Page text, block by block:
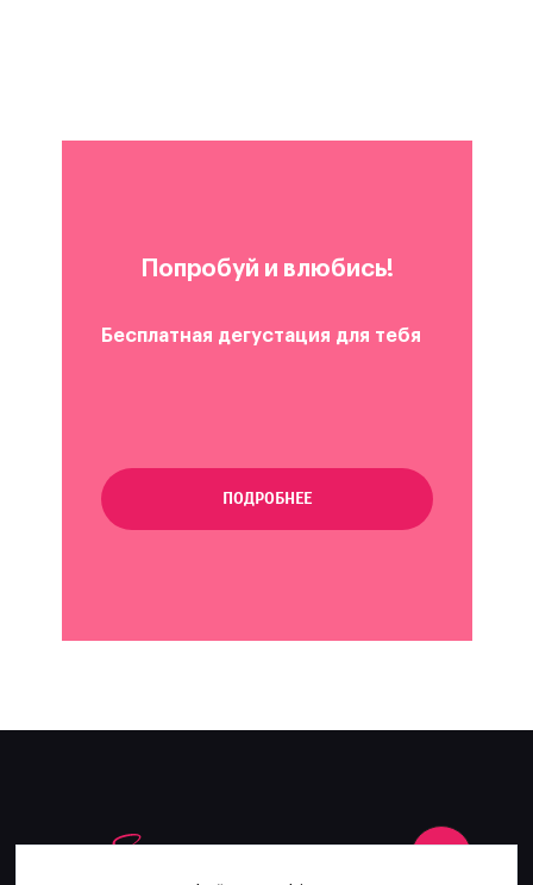
Попробуй и влюбись!
Бесплатная дегустация для тебя
ПОДРОБНЕЕ